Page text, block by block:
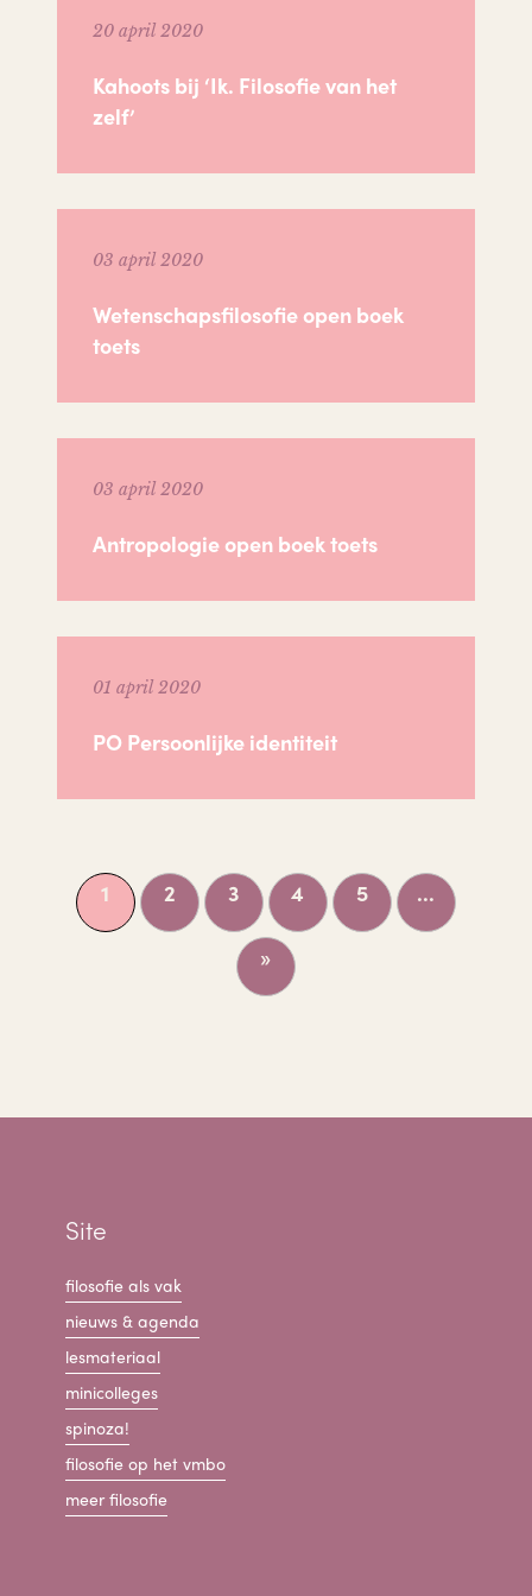
20 april 2020
Kahoots bij ‘Ik. Filosofie van het
zelf’
03 april 2020
Wetenschapsfilosofie open boek
toets
03 april 2020
Antropologie open boek toets
01 april 2020
PO Persoonlijke identiteit
1 2 3 4 5 ...
»
Site
filosofie als vak
nieuws & agenda
lesmateriaal
minicolleges
spinoza!
filosofie op het vmbo
meer filosofie